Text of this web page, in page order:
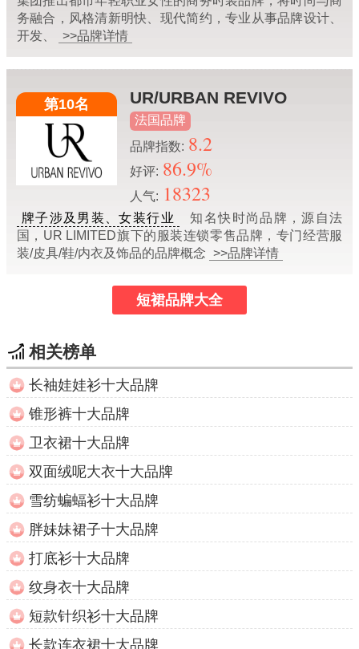
务融合，风格清新明快、现代简约，专业从事品牌设计、
开发、
>>品牌详情
第10名 UR/URBAN REVIVO
法国品牌
品牌指数: 8.2
好评: 86.9%
人气: 18323
牌子涉及男装、女装行业
知名快时尚品牌，源自法
国，UR LIMITED旗下的服装连锁零售品牌，专门经营服
装/皮具/鞋/内衣及饰品的品牌概念 >>品牌详情
短裙品牌大全
相关榜单
长袖娃娃衫十大品牌
锥形裤十大品牌
卫衣裙十大品牌
双面绒呢大衣十大品牌
雪纺蝙蝠衫十大品牌
胖妹妹裙子十大品牌
打底衫十大品牌
纹身衣十大品牌
短款针织衫十大品牌
长款连衣裙十大品牌